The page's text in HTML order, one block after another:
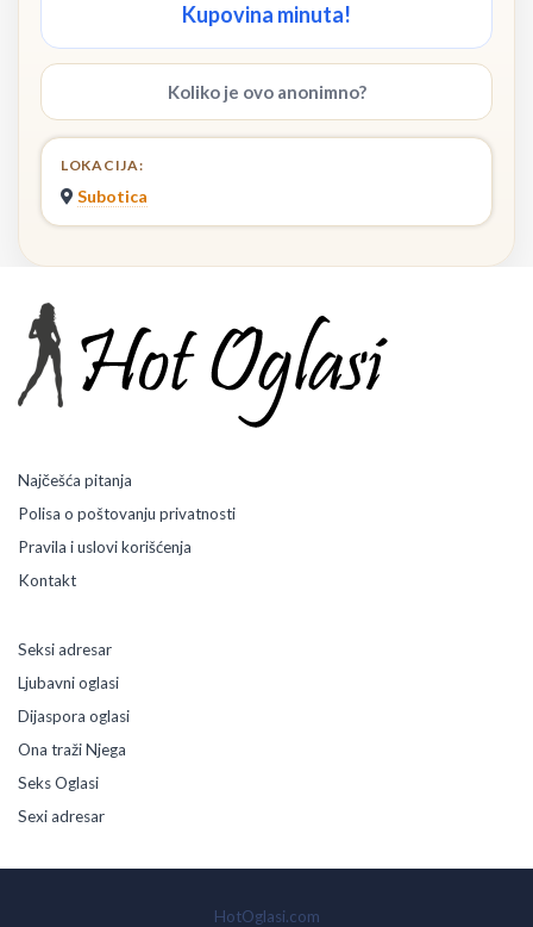
Kupovina minuta!
Koliko je ovo anonimno?
LOKACIJA:
Subotica
Najčešća pitanja
Polisa o poštovanju privatnosti
Pravila i uslovi korišćenja
Kontakt
Seksi adresar
Ljubavni oglasi
Dijaspora oglasi
Ona traži Njega
Seks Oglasi
Sexi adresar
HotOglasi.com